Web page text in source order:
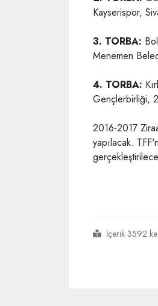
Kayserispor,
3. TORBA:
Menemen
4. TORBA:
Gençlerbirliği,
2016-2017
yapılacak.
#ziraat türkiye
#kura çekimi
İçerik 3592